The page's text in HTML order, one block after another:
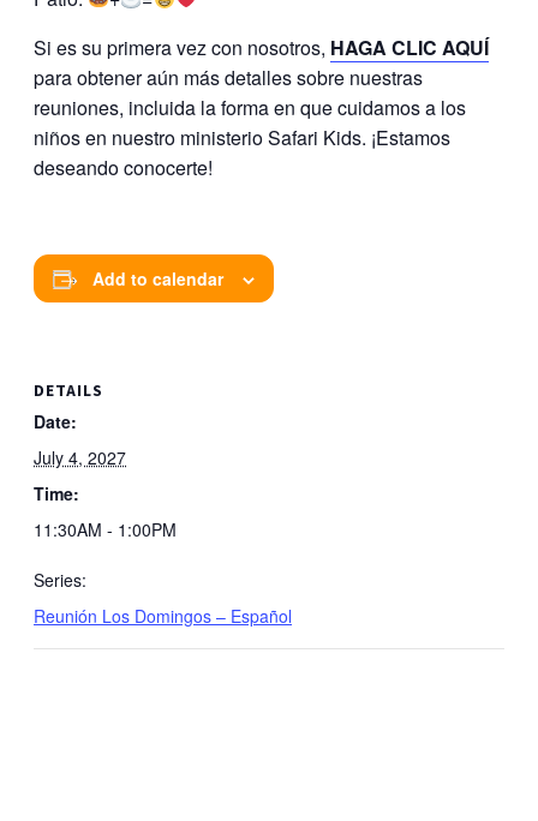
Si es su primera vez con nosotros, HAGA CLIC AQUÍ
para obtener aún más detalles sobre nuestras
reuniones, incluida la forma en que cuidamos a los
niños en nuestro ministerio Safari Kids. ¡Estamos
deseando conocerte!
Add to calendar
DETAILS
Date:
July 4, 2027
Time:
11:30AM - 1:00PM
Series:
Reunión Los Domingos – Español